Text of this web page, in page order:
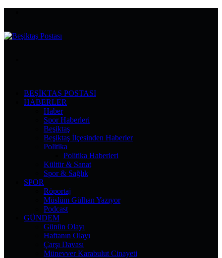
BEŞIKTAŞ POSTASI
HABERLER
Haber
Spor Haberleri
Beşiktaş
Beşiktaş İlçesinden Haberler
Politika
Politika Haberleri
Kültür & Sanat
Spor & Sağlık
SPOR
Röportaj
Müslüm Gülhan Yazıyor
Podcast
GÜNDEM
Günün Olayı
Haftanın Olayı
Çarşı Davası
Münevver Karabulut Cinayeti